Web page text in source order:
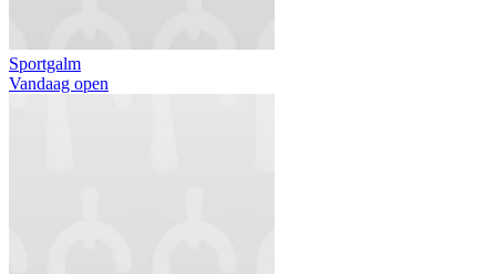
Sportgalm
Vandaag open